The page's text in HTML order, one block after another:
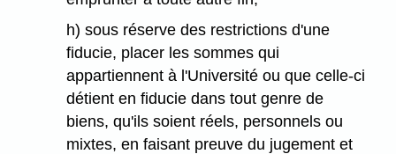
h) sous réserve des restrictions d'une
fiducie, placer les sommes qui
appartiennent à l'Université ou que celle-ci
détient en fiducie dans tout genre de
biens, qu'ils soient réels, personnels ou
mixtes, en faisant preuve du jugement et